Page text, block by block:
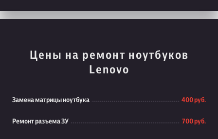
Цены на ремонт ноутбуков
Lenovo
Замена матрицы ноутбука 400 руб.
Ремонт разъема ЗУ 700 руб.